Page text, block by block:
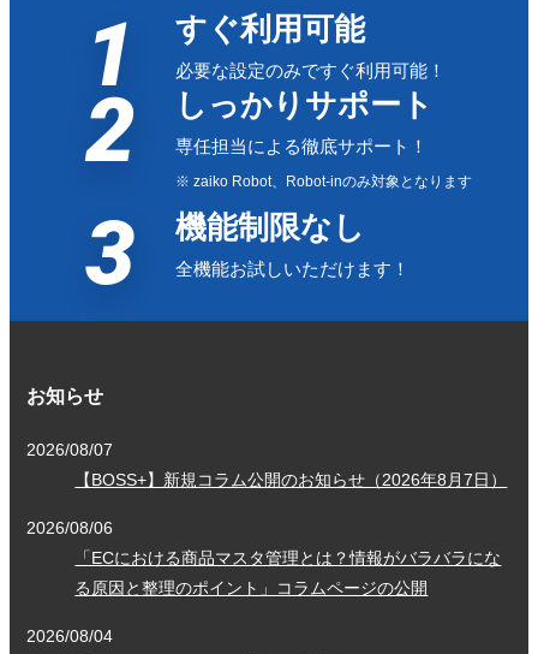
1 すぐ利用可能
必要な設定のみですぐ利用可能！
2 しっかりサポート
専任担当による徹底サポート！
※ zaiko Robot、Robot-inのみ対象となります
3 機能制限なし
全機能お試しいただけます！
お知らせ
2026/08/07
【BOSS+】新規コラム公開のお知らせ（2026年8月7日）
2026/08/06
「ECにおける商品マスタ管理とは？情報がバラバラにな
る原因と整理のポイント」コラムページの公開
2026/08/04